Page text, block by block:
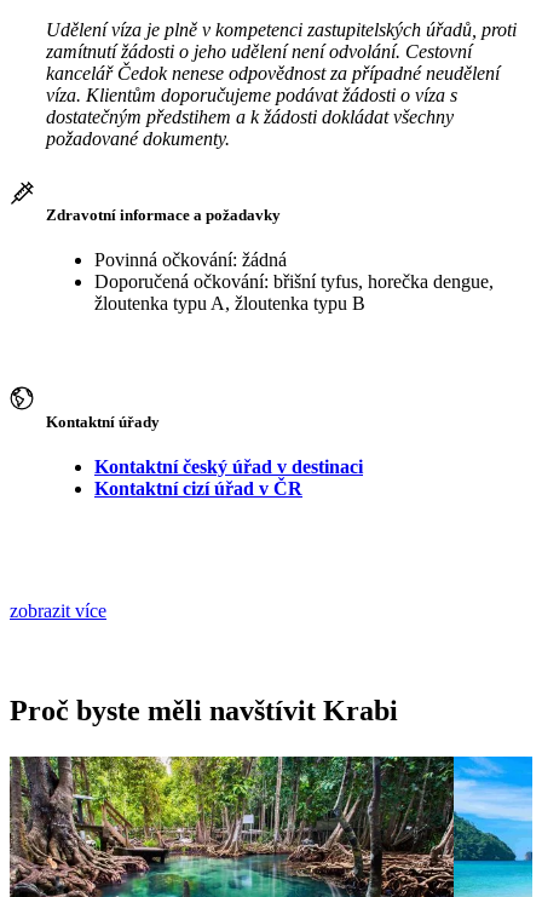
Udělení víza je plně v kompetenci zastupitelských úřadů, proti
zamítnutí žádosti o jeho udělení není odvolání. Cestovní
kancelář Čedok nenese odpovědnost za případné neudělení
víza. Klientům doporučujeme podávat žádosti o víza s
dostatečným předstihem a k žádosti dokládat všechny
požadované dokumenty.
Zdravotní informace a požadavky
Povinná očkování: žádná
Doporučená očkování: břišní tyfus, horečka dengue,
žloutenka typu A, žloutenka typu B
Kontaktní úřady
Kontaktní český úřad v destinaci
Kontaktní cizí úřad v ČR
zobrazit více
Proč byste měli navštívit Krabi